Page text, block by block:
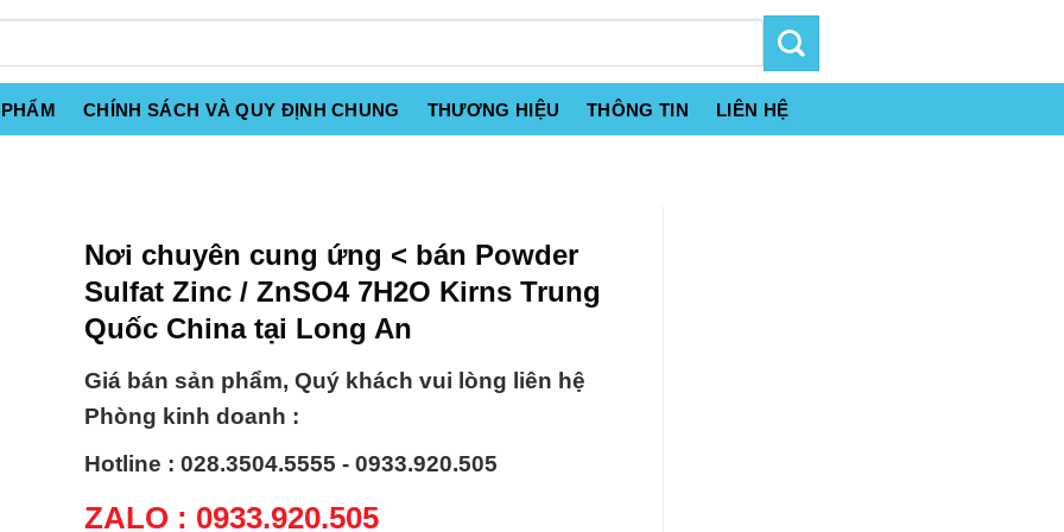
CHÍNH SÁCH VÀ QUY ĐỊNH CHUNG THƯƠNG HIỆU THÔNG TIN LIÊN HỆ
Nơi chuyên cung ứng < bán Powder
Sulfat Zinc / ZnSO4 7H2O Kirns Trung
Quốc China tại Long An
Giá bán sản phẩm, Quý khách vui lòng liên hệ
Phòng kinh doanh :
Hotline : 028.3504.5555 - 0933.920.505
ZALO : 0933.920.505